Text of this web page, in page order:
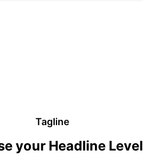
Tagline
your Headline Level